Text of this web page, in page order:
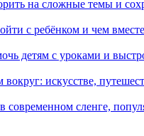
на сложные темы и
с ребёнком и чем вместе
детям с уроками и
вокруг: искусстве,
современном сленге,